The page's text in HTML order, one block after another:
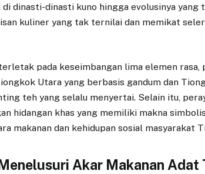
di dinasti-dinasti kuno hingga evolusinya
kuliner yang tak ternilai dan memikat
pada keseimbangan lima elemen
Utara yang berbasis gandum dan
teh yang selalu menyertai. Selain itu,
hidangan khas yang memiliki makna
makanan dan kehidupan sosial masyarakat
Akar Makanan